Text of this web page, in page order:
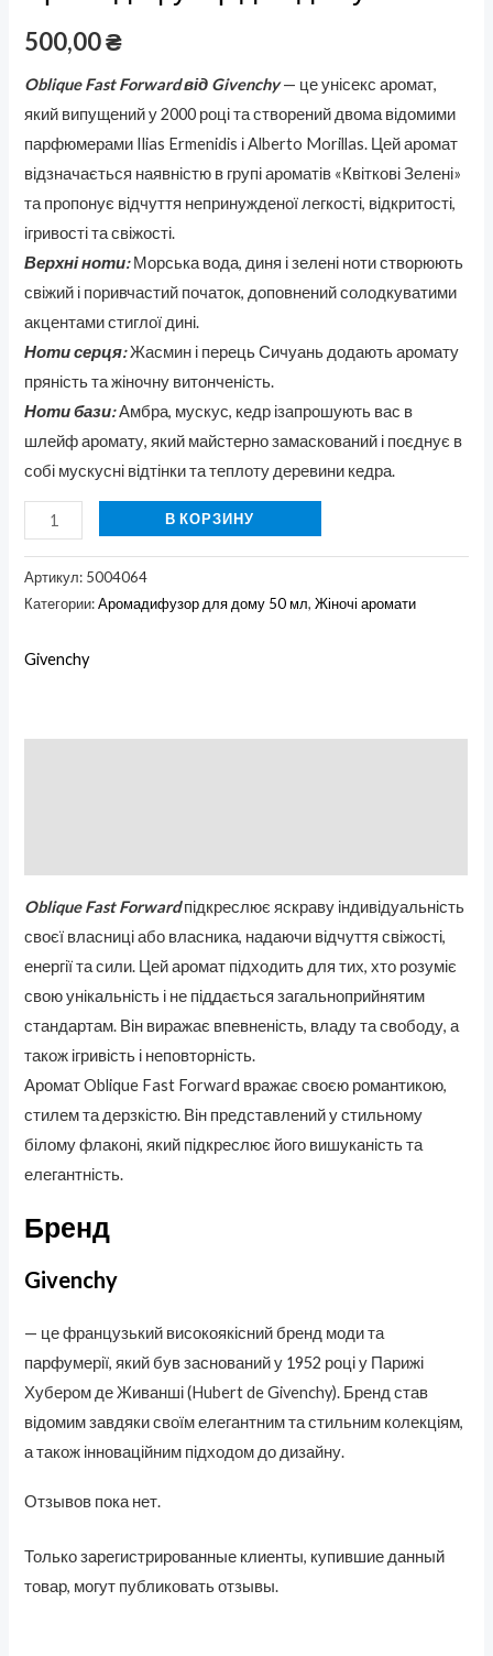
500,00₴
Oblique Fast Forward від Givenchy— це унісекс аромат,
який випущений у 2000 році та створений двома відомими
парфюмерами Ilias Ermenidis і Alberto Morillas. Цей аромат
відзначається наявністю в групі ароматів «Квіткові Зелені»
та пропонує відчуття непринужденої легкості, відкритості,
ігривості та свіжості.
Верхні ноти:Морська вода, диня і зелені ноти створюють
свіжий і поривчастий початок, доповнений солодкуватими
акцентами стиглої дині.
Ноти серця:Жасмин і перець Сичуань додають аромату
пряність та жіночну витонченість.
Ноти бази:Амбра, мускус, кедр ізапрошують вас в
шлейф аромату, який майстерно замаскований і поєднує в
собі мускусні відтінки та теплоту деревини кедра.
В КОРЗИНУ
Артикул: 5004064
Категории:Аромадифузор для дому 50 мл,Жіночі аромати
Givenchy
Oblique Fast Forwardпідкреслює яскраву індивідуальність
своєї власниці або власника, надаючи відчуття свіжості,
енергії та сили. Цей аромат підходить для тих, хто розуміє
свою унікальність і не піддається загальноприйнятим
стандартам. Він виражає впевненість, владу та свободу, а
також ігривість і неповторність.
Аромат Oblique Fast Forward вражає своєю романтикою,
стилем та дерзкістю. Він представлений у стильному
білому флаконі, який підкреслює його вишуканість та
елегантність.
Бренд
Givenchy
— це французький високоякісний бренд моди та
парфумерії, який був заснований у 1952 році у Парижі
Хубером де Живанші (Hubert de Givenchy). Бренд став
відомим завдяки своїм елегантним та стильним колекціям,
а також інноваційним підходом до дизайну.
Отзывов пока нет.
Только зарегистрированные клиенты, купившие данный
товар, могут публиковать отзывы.